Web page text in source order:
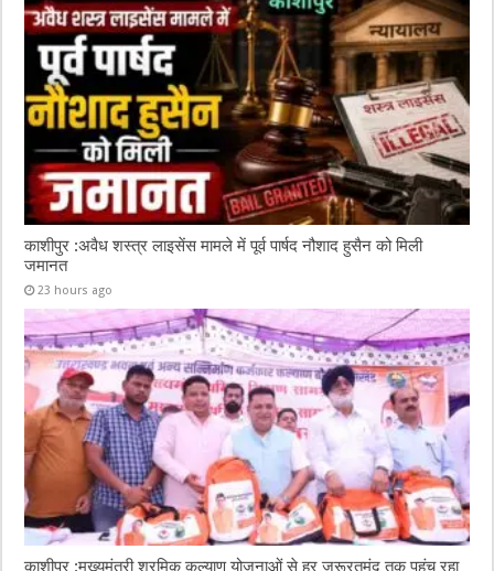
काशीपुर :अवैध शस्त्र लाइसेंस मामले में पूर्व पार्षद नौशाद हुसैन को मिली
जमानत
23 hours ago
काशीपुर :मुख्यमंत्री श्रमिक कल्याण योजनाओं से हर जरूरतमंद तक पहुंच रहा